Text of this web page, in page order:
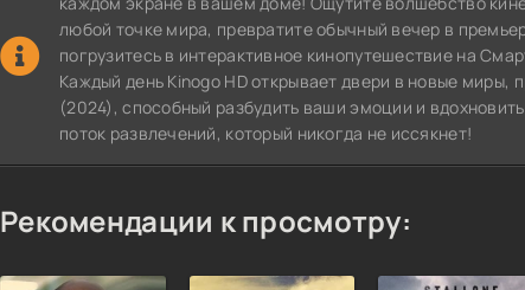
любой точке мира, превратите обычный вечер в
погрузитесь в интерактивное кинопутешествие на
Каждый день Kinogo HD открывает двери в новые
(2024), способный разбудить ваши эмоции и
поток развлечений, который никогда не иссякнет!
Рекомендации к просмотру: